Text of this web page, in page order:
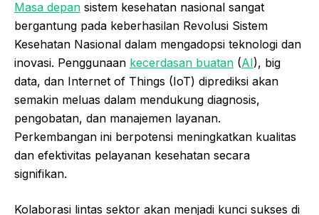
Masa depan sistem kesehatan nasional sangat
bergantung pada keberhasilan Revolusi Sistem
Kesehatan Nasional dalam mengadopsi teknologi dan
inovasi. Penggunaan kecerdasan buatan (AI), big
data, dan Internet of Things (IoT) diprediksi akan
semakin meluas dalam mendukung diagnosis,
pengobatan, dan manajemen layanan.
Perkembangan ini berpotensi meningkatkan kualitas
dan efektivitas pelayanan kesehatan secara
signifikan.
Kolaborasi lintas sektor akan menjadi kunci sukses di